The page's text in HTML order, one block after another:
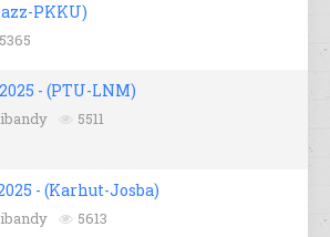
PKKU)
5365
- (PTU-LNM)
5511
- (Karhut-Josba)
5613